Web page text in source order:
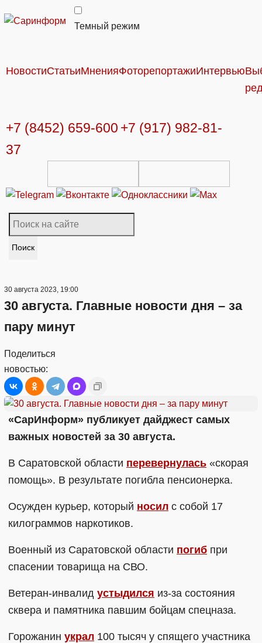
Темный режим
НовостиСтатьиМненияФоторепортажиИнтервью
+7 (8452) 659-600 +7 (917) 982-81-
37
Поиск
30 августа 2023, 19:00
30 августа. Главные новости дня – за
пару минут
Поделиться
новостью:
«СарИнформ» публикует дайджест самых
важных новостей за 30 августа.
В Саратовской области перевернулась «скорая
помощь». В результате погибла пенсионерка.
Осужден курьер, который носил с собой 17
килограммов наркотиков.
Военный из Саратовской области погиб при
спасении товарища на СВО.
Ветеран-инвалид устыдился из-за состояния
сквера и памятника павшим бойцам спецназа.
Горожанин украл 100 тысяч у спящего участника